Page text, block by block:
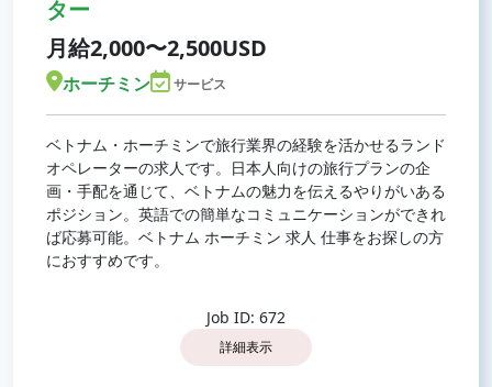
ター
月給2,000〜2,500USD
ホーチミン サービス
ベトナム・ホーチミンで旅行業界の経験を活かせるランド
オペレーターの求人です。日本人向けの旅行プランの企
画・手配を通じて、ベトナムの魅力を伝えるやりがいある
ポジション。英語での簡単なコミュニケーションができれ
ば応募可能。ベトナム ホーチミン 求人 仕事をお探しの方
におすすめです。
Job ID: 672
詳細表示